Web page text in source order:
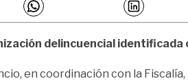
delincuencial identificada
en coordinación con la